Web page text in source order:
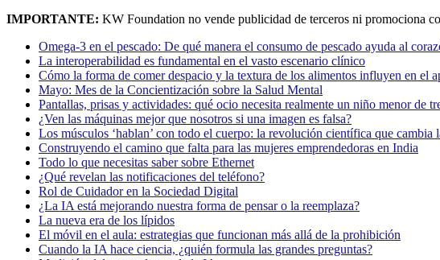
IMPORTANTE: KW Foundation no vende publicidad de terceros ni promociona
Omega-3 en el pescado: De qué manera el consumo de pescado ayuda al
La interoperabilidad es fundamental en el vasto escenario clínico
Cómo la forma de comer despacio y la textura de los alimentos influyen en el
Mayo: Mes de la Concientización sobre la Salud Mental
Pantallas, prisas y actividades: qué ocio necesita realmente un niño menor de
¿Ven las máquinas mejor que nosotros si una imagen es falsa?
Los músculos ‘hablan’ con todo el cuerpo: la revolución científica que cambia
Construyendo el camino que falta para las mujeres emprendedoras en India
Todo lo que necesitas saber sobre Ethernet
¿Qué revelan las notificaciones del teléfono?
Rol de Cuidador en la Sociedad Digital
¿La IA está mejorando nuestra forma de pensar o la reemplaza?
La nueva era de los lípidos
El móvil en el aula: estrategias que funcionan más allá de la prohibición
Cuando la IA hace ciencia, ¿quién formula las grandes preguntas?